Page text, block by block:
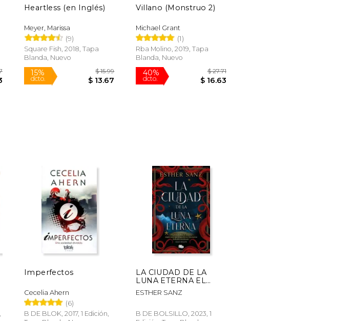
$ 16.63 dcto. $ 12.06 dcto.
Heartless (en Inglés)
Meyer, Marissa
(9)
Square Fish, 2018, Tapa
Blanda, Nuevo
15%
dcto.
$ 15.99
$ 13.67
Villano (Monstruo 2)
Michael Grant
(1)
Rba Molino, 2019, Tapa
Blanda, Nuevo
40%
dcto.
Imperfectos
Cecelia Ahern
(6)
B DE BLOK, 2017, 1 Edición,
LA CIUDAD DE LA
LUNA ETERNA EL
BOSQUE 3
ESTHER SANZ
B DE BOLSILLO, 2023, 1